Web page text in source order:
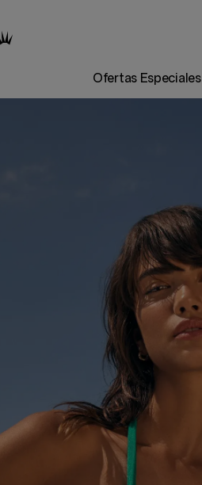
Ofertas Especiales